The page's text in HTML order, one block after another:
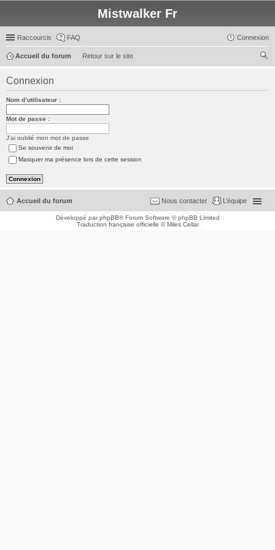
Mistwalker Fr
Raccourcis FAQ Connexion
Retour sur le site
Accueil du forum
Connexion
Nom d’utilisateur :
Mot de passe :
J’ai oublié mon mot de passe
Se souvenir de moi
Masquer ma présence lors de cette session
Accueil du forum L’équipe
Nous contacter
Développé parphpBB® Forum Software © phpBB Limited
Traduction française officielle ©Miles Cellar